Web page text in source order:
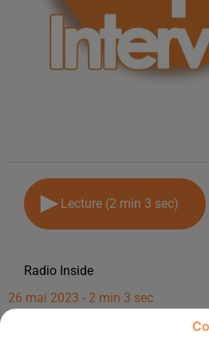
Lecture (2 min 3 sec)
Radio Inside
26 mai 2023 - 2 min 3 sec
INTERVIEW DE MIKAËL "BÉARN